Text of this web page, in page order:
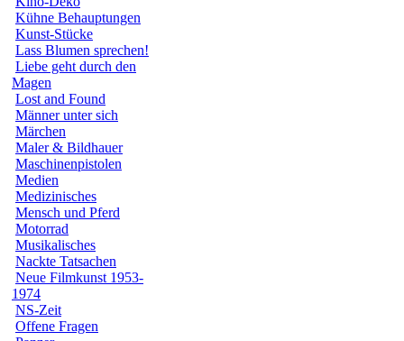
Kühne Behauptungen
Kunst-Stücke
Lass Blumen sprechen!
Liebe geht durch den
Magen
Lost and Found
Männer unter sich
Märchen
Maler & Bildhauer
Maschinenpistolen
Medien
Medizinisches
Mensch und Pferd
Motorrad
Musikalisches
Nackte Tatsachen
Neue Filmkunst 1953-
1974
NS-Zeit
Offene Fragen